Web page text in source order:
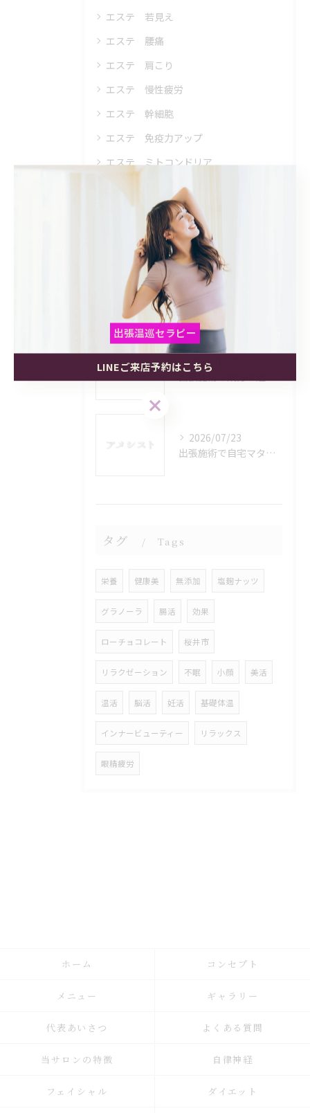
エステ 若見え
エステ 腰痛
エステ 肩こり
エステ 慢性疲労
エステ 幹細胞
エステ 免疫力アップ
エステ ミトコンドリア
最近の投稿 Recent Posts
2026/08/06
2026/07/30
2026/07/23
出張施術で自宅マタニティケアを安心して受けるメリットと選び方ガイド
タグ Tags
栄養 健康美 無添加 塩麹ナッツ
グラノーラ 腸活 効果
ローチョコレート 桜井市
リラクゼーション 不眠 小顔 美活
温活 脳活 妊活 基礎体温
インナービューティー リラックス
眼精疲労
ホーム コンセプト
メニュー ギャラリー
代表あいさつ よくある質問
当サロンの特徴 自律神経
フェイシャル ダイエット
出張温巡セラピー
LINEご来店予約はこちら
出張温巡セラピー
LINEご来店予約はこちら
出張温巡セラピー
LINEご来店予約はこちら